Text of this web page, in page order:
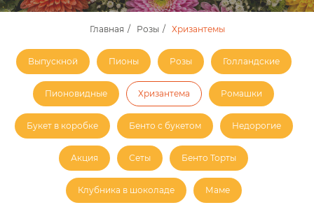
Главная / Розы / Хризантемы
Выпускной Пионы Розы Голландские
Пионовидные Хризантема Ромашки
Букет в коробке Бенто с букетом Недорогие
Акция Сеты Бенто Торты
Клубника в шоколаде Маме